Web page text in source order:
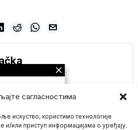
сагласностима
искуство, користимо технологије
и/или приступ информацијама о уређају.
Bajdenove
da